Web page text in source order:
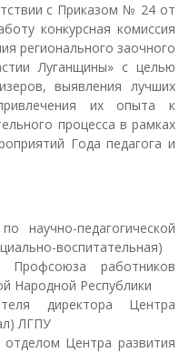
с Приказом № 24 от
конкурсная комиссия
регионального заочного
Луганщины» с целью
выявления лучших
их опыта к
процесса в рамках
Года педагога и
научно-педагогической
воспитательная)
Профсоюза работников
Народной Республики
директора Центра
ЛГПУ
Центра развития